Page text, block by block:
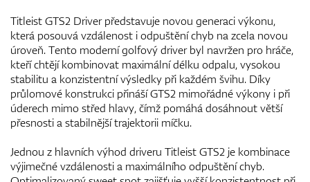
Titleist GTS2 Driver představuje novou generaci výkonu,
která posouvá vzdálenost i odpuštění chyb na zcela novou
úroveň. Tento moderní golfový driver byl navržen pro hráče,
kteří chtějí kombinovat maximální délku odpalu, vysokou
stabilitu a konzistentní výsledky při každém švihu. Díky
průlomové konstrukci přináší GTS2 mimořádné výkony i při
úderech mimo střed hlavy, čímž pomáhá dosáhnout větší
přesnosti a stabilnější trajektorii míčku.
Jednou z hlavních výhod driveru Titleist GTS2 je kombinace
výjimečné vzdálenosti a maximálního odpuštění chyb.